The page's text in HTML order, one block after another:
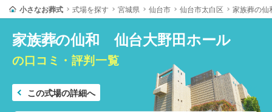
小さなお葬式 式場を探す 宮城県 仙台市 仙台市太白区 家族葬の
家族葬の仙和 仙台大野田ホール
の口コミ・評判一覧
この式場の詳細へ